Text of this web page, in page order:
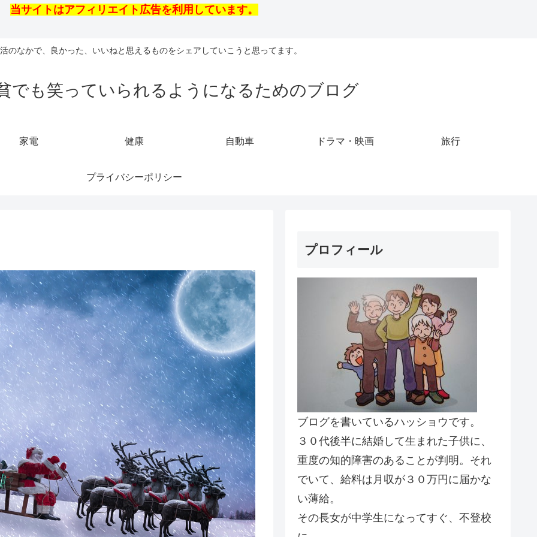
当サイトはアフィリエイト広告を利用しています。
のなかで、良かった、いいねと思えるものをシェアしていこうと思ってます。
でも笑っていられるようになるためのブログ
家電 健康 自動車 ドラマ・映画 旅行
プライバシーポリシー
プロフィール
ブログを書いているハッショウです。
３０代後半に結婚して生まれた子供に、
重度の知的障害のあることが判明。それ
でいて、給料は月収が３０万円に届かな
い薄給。
その長女が中学生になってすぐ、不登校